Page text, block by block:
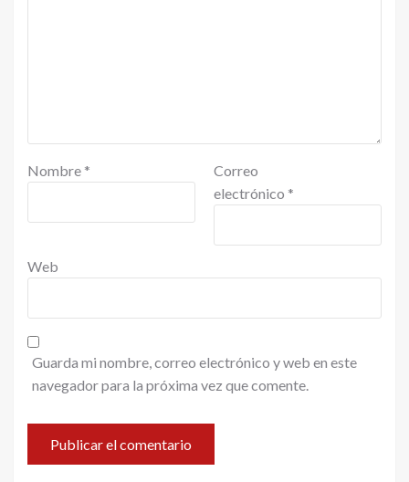
Nombre *
Correo
electrónico *
Web
Guarda mi nombre, correo electrónico y web en este
navegador para la próxima vez que comente.